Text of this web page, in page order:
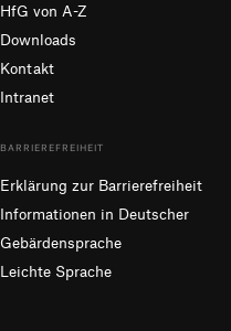
HfG von A-Z
Downloads
Kontakt
Intranet
BARRIEREFREIHEIT
Erklärung zur Barrierefreiheit
Informationen in Deutscher
Gebärdensprache
Leichte Sprache